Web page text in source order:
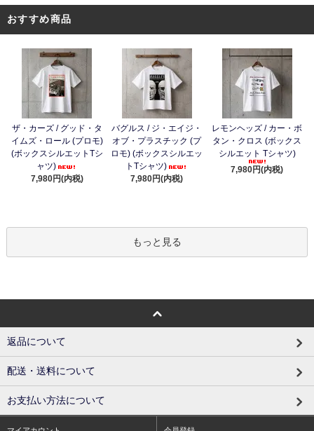
おすすめ商品
ザ・カーズ / グッド・タ
イムズ・ロール (プロモ)
(ボックスシルエットTシ
ャツ)
7,980円(内税)
バグルス / ジ・エイジ・
オブ・プラスチック (プ
ロモ) (ボックスシルエッ
トTシャツ)
7,980円(内税)
レモンヘッズ / カー・ボ
タン・クロス (ボックス
シルエット Tシャツ)
7,980円(内税)
もっと見る
返品について
配送・送料について
お支払い方法について